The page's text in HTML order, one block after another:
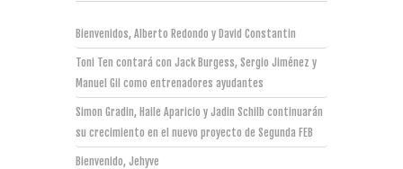
Bienvenidos, Alberto Redondo y David Constantin
Toni Ten contará con Jack Burgess, Sergio Jiménez y
Manuel Gil como entrenadores ayudantes
Simon Gradin, Haile Aparicio y Jadin Schilb continuarán
su crecimiento en el nuevo proyecto de Segunda FEB
Bienvenido, Jehyve